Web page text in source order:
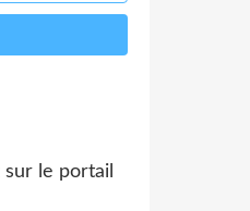
sur le portail